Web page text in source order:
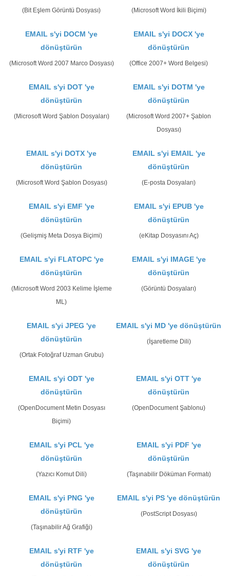
(Bit Eşlem Görüntü Dosyası) (Microsoft Word İkili Biçimi)
EMAIL s'yi DOCM 'ye
dönüştürün
(Microsoft Word 2007 Marco Dosyası)
EMAIL s'yi DOCX 'ye
dönüştürün
(Office 2007+ Word Belgesi)
EMAIL s'yi DOT 'ye
dönüştürün
(Microsoft Word Şablon Dosyaları)
EMAIL s'yi DOTM 'ye
dönüştürün
(Microsoft Word 2007+ Şablon
Dosyası)
EMAIL s'yi DOTX 'ye
dönüştürün
(Microsoft Word Şablon Dosyası)
EMAIL s'yi EMAIL 'ye
dönüştürün
(E-posta Dosyaları)
EMAIL s'yi EMF 'ye
dönüştürün
(Gelişmiş Meta Dosya Biçimi)
EMAIL s'yi EPUB 'ye
dönüştürün
(eKitap Dosyasını Aç)
EMAIL s'yi FLATOPC 'ye
dönüştürün
(Microsoft Word 2003 Kelime İşleme
ML)
EMAIL s'yi IMAGE 'ye
dönüştürün
(Görüntü Dosyaları)
EMAIL s'yi JPEG 'ye
dönüştürün
(Ortak Fotoğraf Uzman Grubu)
EMAIL s'yi MD 'ye dönüştürün
(İşaretleme Dili)
EMAIL s'yi ODT 'ye
dönüştürün
(OpenDocument Metin Dosyası
Biçimi)
EMAIL s'yi OTT 'ye
dönüştürün
(OpenDocument Şablonu)
EMAIL s'yi PCL 'ye
dönüştürün
(Yazıcı Komut Dili)
EMAIL s'yi PDF 'ye
dönüştürün
(Taşınabilir Döküman Formatı)
EMAIL s'yi PNG 'ye
dönüştürün
(Taşınabilir Ağ Grafiği)
EMAIL s'yi PS 'ye dönüştürün
(PostScript Dosyası)
EMAIL s'yi RTF 'ye
dönüştürün
EMAIL s'yi SVG 'ye
dönüştürün